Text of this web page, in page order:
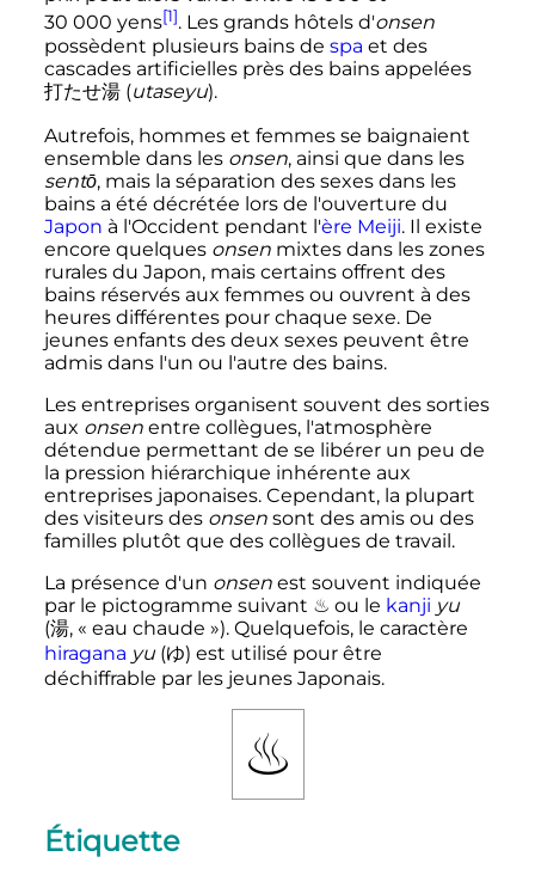
30 000 yens[1]. Les grands hôtels d'onsen
possèdent plusieurs bains de spa et des
cascades artificielles près des bains appelées
打たせ湯(utaseyu).
Autrefois, hommes et femmes se baignaient
ensemble dans les onsen, ainsi que dans les
sentō, mais la séparation des sexes dans les
bains a été décrétée lors de l'ouverture du
Japon à l'Occident pendant l'ère Meiji. Il existe
encore quelques onsenmixtes dans les zones
rurales du Japon, mais certains offrent des
bains réservés aux femmes ou ouvrent à des
heures différentes pour chaque sexe. De
jeunes enfants des deux sexes peuvent être
admis dans l'un ou l'autre des bains.
Les entreprises organisent souvent des sorties
aux onsenentre collègues, l'atmosphère
détendue permettant de se libérer un peu de
la pression hiérarchique inhérente aux
entreprises japonaises. Cependant, la plupart
des visiteurs des onsensont des amis ou des
familles plutôt que des collègues de travail.
La présence d'un onsenest souvent indiquée
par le pictogramme suivant ♨ ou le kanji yu
(湯, « eau chaude »). Quelquefois, le caractère
hiragana yu (ゆ) est utilisé pour être
déchiffrable par les jeunes Japonais.
♨
Étiquette